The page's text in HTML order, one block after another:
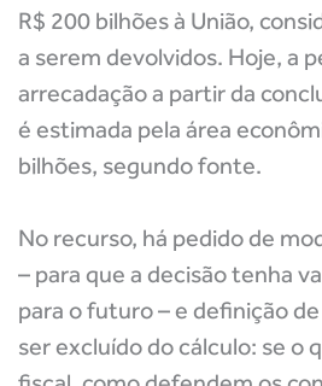
R$ 200 bilhões à União,
a serem devolvidos. Hoje, a
arrecadação a partir da
é estimada pela área
bilhões, segundo fonte.
No recurso, há pedido de
– para que a decisão tenha
para o futuro – e definição
ser excluído do cálculo: se o